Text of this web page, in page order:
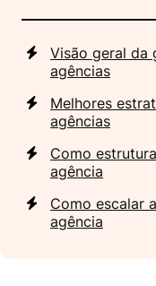
Visão geral da
agências
Melhores
agências
Como
agência
Como escalar
agência